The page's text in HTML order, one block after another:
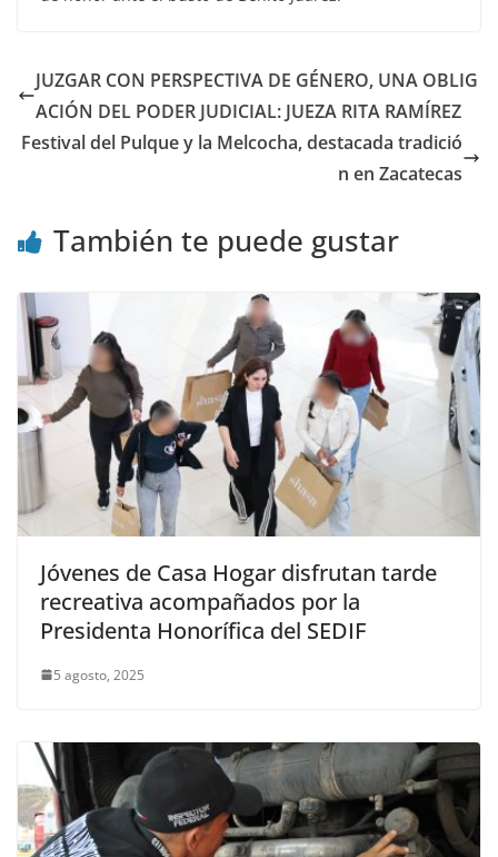
JUZGAR CON PERSPECTIVA DE GÉNERO, UNA OBLIG
ACIÓN DEL PODER JUDICIAL: JUEZA RITA RAMÍREZ
Festival del Pulque y la Melcocha, destacada tradició
n en Zacatecas
También te puede gustar
Jóvenes de Casa Hogar disfrutan tarde
recreativa acompañados por la
Presidenta Honorífica del SEDIF
5 agosto, 2025